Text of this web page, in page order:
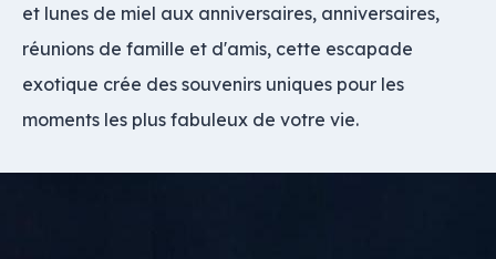
et lunes de miel aux anniversaires, anniversaires,
réunions de famille et d'amis, cette escapade
exotique crée des souvenirs uniques pour les
moments les plus fabuleux de votre vie.